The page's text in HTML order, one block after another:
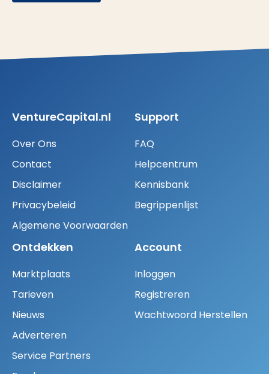
VentureCapital.nl
Over Ons
Contact
Disclaimer
Privacybeleid
Algemene Voorwaarden
Support
FAQ
Helpcentrum
Kennisbank
Begrippenlijst
Ontdekken
Marktplaats
Tarieven
Nieuws
Adverteren
Service Partners
Account
Inloggen
Registreren
Wachtwoord Herstellen